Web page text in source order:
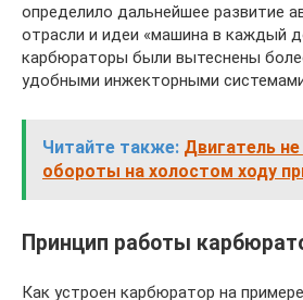
определило дальнейшее развитие
отрасли и идеи «машина в каждый
карбюраторы были вытеснены
удобными инжекторными
Читайте также: Двигатель
обороты на холостом ходу
Принцип работы
Как устроен карбюратор на